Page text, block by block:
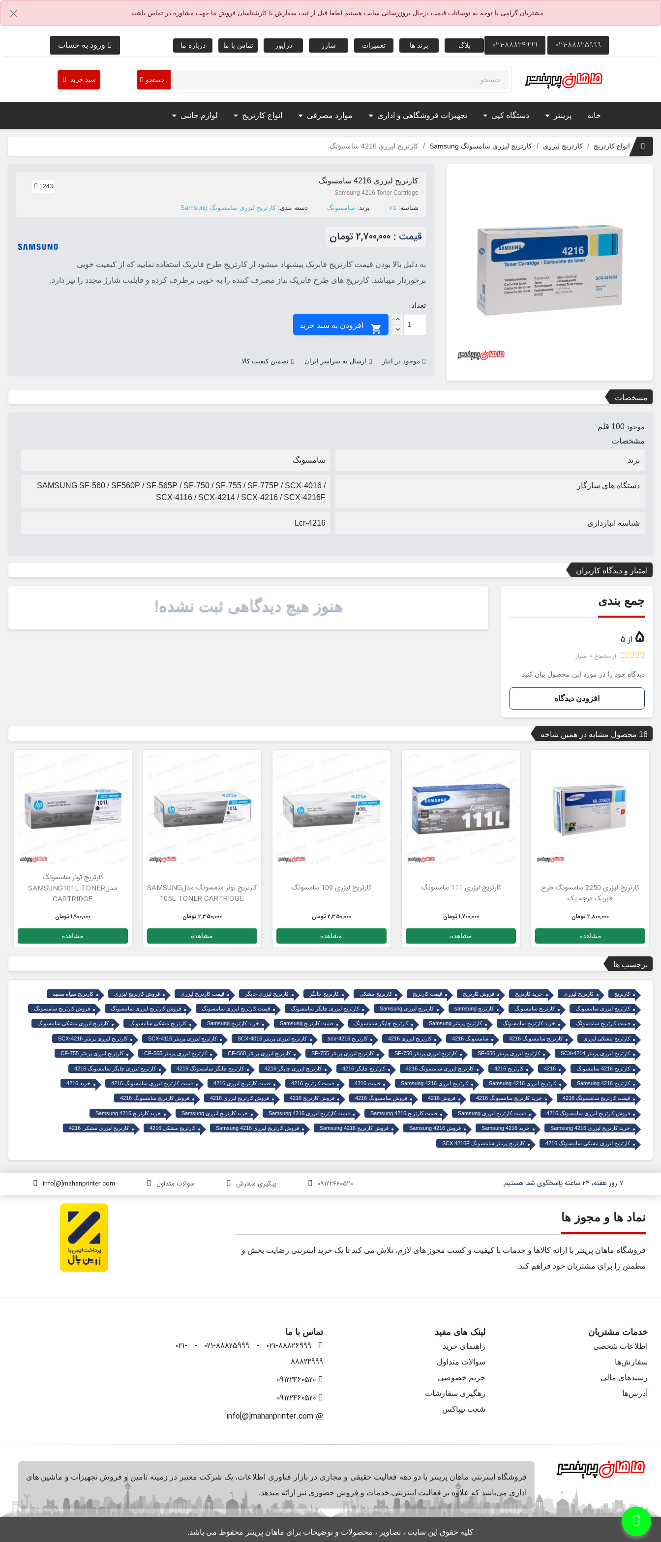
مشتریان گرامی با توجه به نوسانات قیمت درحال بروزرسانی سایت هستیم لطفا قبل از ثبت سفارش با کارشناسان فروش ما جهت مشاوره در تماس باشید .
021-88825999
021-88824999 بلاگ برند ها تعمیرات شارژ درایور تماس با ما درباره ما ورود به حساب
جستجو سبد خرید
خانه پرینتر دستگاه کپی تجهیزات فروشگاهی و اداری موارد مصرفی انواع کارتریج لوازم جانبی
انواع کارتریج کارتریج لیزری کارتریج لیزری سامسونگ Samsung کارتریج لیزری 4216 سامسونگ
کارتریج لیزری 4216 سامسونگ
Samsung 4216 Toner Cartridge
1243
ﺷﻨﺎﺳﻪ: 75 ﺑﺮﻧﺪ: سامسونگ ﺩﺳﺘﻪ ﺑﻨﺪی: کارتریج لیزری سامسونگ Samsung
قیمت : 2,700,000 تومان
به دلیل بالا بودن قیمت کارتریج فابریک پیشنهاد میشود از کارتریج طرح فابریک استفاده نمایید که از کیفیت خوبی
برخوردار میباشد. کارتریج های طرح فابریک نیاز مصرف کننده را به خوبی برطرف کرده و قابلیت شارژ مجدد را نیز دارد.
تعداد

موجود در انبار ارسال به سراسر ایران تضمین کیفیت کالا
مشخصات
موجود 100 قلم
مشخصات
برند سامسونگ
دستگاه های سازگار
SAMSUNG SF-560 / SF560P / SF-565P / SF-750 / SF-755 / SF-775P / SCX-4016 /
SCX-4116 / SCX-4214 / SCX-4216 / SCX-4216F
شناسه انبارداری Lcr-4216
امتیاز و دیدگاه کاربران
جمع بندی
5 از 5
از مجموع 0 امتیاز
دیدگاه خود را در مورد این محصول بیان کنید
افزودن دیدگاه
هنوز هیچ دیدگاهی ثبت نشده!
16 محصول مشابه در همین شاخه
کارتریج لیزری 2250 سامسونگ طرح
فابریک درجه یک
2,800,000 تومان
مشاهده
کارتریج لیزری 111 سامسونگ
1,700,000 تومان
مشاهده
کارتریج لیزری 109 سامسونگ
2,350,000 تومان
مشاهده
کارتریج تونر سامسونگ مدلSAMSUNG
105L TONER CARTRIDGE
2,350,000 تومان
مشاهده
کارتریج تونر سامسونگ
مدلSAMSUNG101L TONER
CARTRIDGE
1,900,000 تومان
مشاهده
برچسب ها
کارتریج کارتریج لیزری خرید کارتریج فروش کارتریج قیمت کارتریج کارتریج مشکی کارتریج چاپگر کارتریج لیزری چاپگر قیمت کارتریج لیزری فروش کارتریج لیزری کارتریج سیاه سفید
کارتریج لیزری سامسونگ کارتریج سامسونگ کارتریج samsung کارتریج لیزری Samsung کارتریج لیزری چاپگر سامسونگ قیمت کارتریج لیزری سامسونگ فروش کارتریج لیزری سامسونگ فروش کارتریج سامسونگ
قیمت کارتریج سامسونگ خرید کارتریج سامسونگ کارتریج پرینتر Samsung کارتریج چاپگر سامسونگ قیمت کارتریج Samsung خرید کارتریج Samsung کارتریج مشکی سامسونگ کارتریج لیزری مشکی سامسونگ
کارتریج مشکی لیزری کارتریج سامسونگ 4216 سامسونگ 4216 کارتریج لیزری 4216 کارتریج scx-4216 کارتریج لیزری پرینتر SCX-4016 کارتریج لیزری پرینتر SCX-4116 کارتریج لیزری پرینتر SCX-4216
کارتریج لیزری پرینتر SCX-4214 کارتریج لیزری پرینتر SF-656 کارتریج لیزری پرینتر SF-750 کارتریج لیزری پرینتر SF-755 کارتریج لیزری پرینتر CF-560 کارتریج لیزری پرینتر CF-565 کارتریج لیزری پرینتر CF-755
کارتریج 4216 سامسونگ 4216 کارتریج 4216 کارتریج لیزری سامسونگ 4216 کارتریج چاپگر 4216 کارتریج لیزری چاپگر 4216 کارتریج چاپگر سامسونگ 4216 کارتریج لیزری چاپگر سامسونگ 4216
کارتریج Samsung 4216 کارتریج لیزری Samsung 4216 کارتریج لیزری 4216 Samsung قیمت 4216 قیمت کارتریج 4216 قیمت کارتریج لیزری 4216 قیمت کارتریج لیزری سامسونگ 4216 خرید 4216
قیمت کارتریج سامسونگ 4216 خرید کارتریج سامسونگ 4216 فروش 4216 فروش سامسونگ 4216 فروش کارتریج 4216 فروش کارتریج لیزری 4216 فروش کارتریج سامسونگ 4216
فروش کارتریج لیزری سامسونگ 4216 قیمت کارتریج لیزری Samsung قیمت کارتریج Samsung 4216 قیمت کارتریج لیزری Samsung 4216 خرید کارتریج لیزری Samsung خرید کارتریج Samsung 4216
خرید کارتریج لیزری Samsung 4216 خرید Samsung 4216 فروش Samsung 4216 فروش کارتریج Samsung 4216 فروش کارتریج لیزری Samsung 4216 کارتریج مشکی 4216 کارتریج لیزری مشکی 4216
کارتریج لیزری مشکی سامسونگ 4216 کارتریج پرینتر سامسونگ SCX 4216F
۷ روز هفته، ۲۴ ساعته پاسخگوی شما هستیم. info[@]mahanprinter.com سوالات متداول پیگیری سفارش 09122460520
نماد ها و مجوز ها
فروشگاه ماهان پرینتر با ارائه کالاها و خدمات با کیفیت و کسب مجوز های لازم، تلاش می کند تا یک خرید اینترنتی رضایت بخش و
مطمئن را برای مشتریان خود فراهم کند.
خدمات مشتریان
اطلاعات شخصی
سفارش‌ها
رسیدهای مالی
آدرس‌ها
لینک های مفید
راهنمای خرید
سوالات متداول
حریم خصوصی
رهگیری سفارشات
شعب تیپاکس
تماس با ما
021-88826999 - 021-88825999 - 021-
88824999
فروشگاه اینترنتی ماهان پرینتر با دو دهه فعالیت حقیقی و مجازی در بازار فناوری اطلاعات، یک شرکت معتبر در زمینه تامین و فروش تجهیزات و ماشین های
اداری می‌باشد که علاوه بر فعالیت اینترنتی،خدمات و فروش حضوری نیز ارائه میدهد.
کلیه حقوق این سایت ، تصاویر ، محصولات و توضیحات برای ماهان پرینتر محفوظ می باشد.